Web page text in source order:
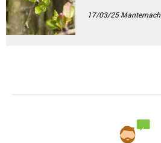
17/03/25Manternach